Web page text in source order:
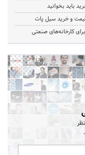
باید بخوانید
و خرید سیل پات
کارخانه‌های صنعتی